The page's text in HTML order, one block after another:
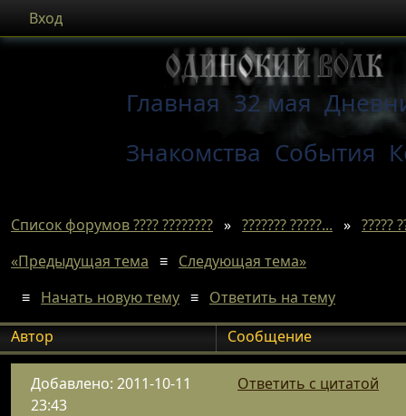
Вход
Главная 32 мая
Знакомства События
Список форумов ???? ???????? » ??????? ?????... » ?????
«Предыдущая тема ≡ Следующая тема»
≡ Начать новую тему ≡ Ответить на тему
Автор
Сообщение
Добавлено: 2011-10-11
23:43
Ответить с цитатой